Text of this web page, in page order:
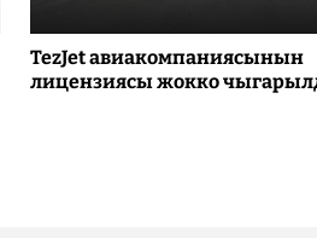
TezJet авиакомпаниясынын
лицензиясы жокко